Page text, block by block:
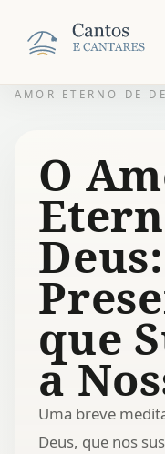
AMOR ETERNO DE
O
Deus:
que
a
Uma breve
Deus, que nos